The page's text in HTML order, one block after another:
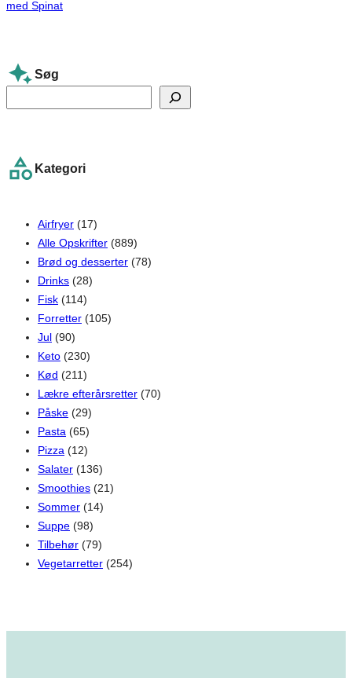
Søg
e
c
Kategori
Airfryer (17)
Alle Opskrifter (889)
Brød og desserter (78)
Drinks (28)
Fisk (114)
Forretter (105)
Jul (90)
Keto (230)
Kød (211)
Lækre efterårsretter (70)
Påske (29)
Pasta (65)
Pizza (12)
Salater (136)
Smoothies (21)
Sommer (14)
Suppe (98)
Tilbehør (79)
Vegetarretter (254)